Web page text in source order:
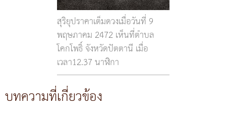
สุริยุปราคาเต็มดวงเมื่อวันที่ 9
พฤษภาคม 2472 เห็นที่ตำบล
โคกโพธิ์ จังหวัดปัตตานี เมื่อ
เวลา12.37 นาฬิกา
บทความที่เกี่ยวข้อง